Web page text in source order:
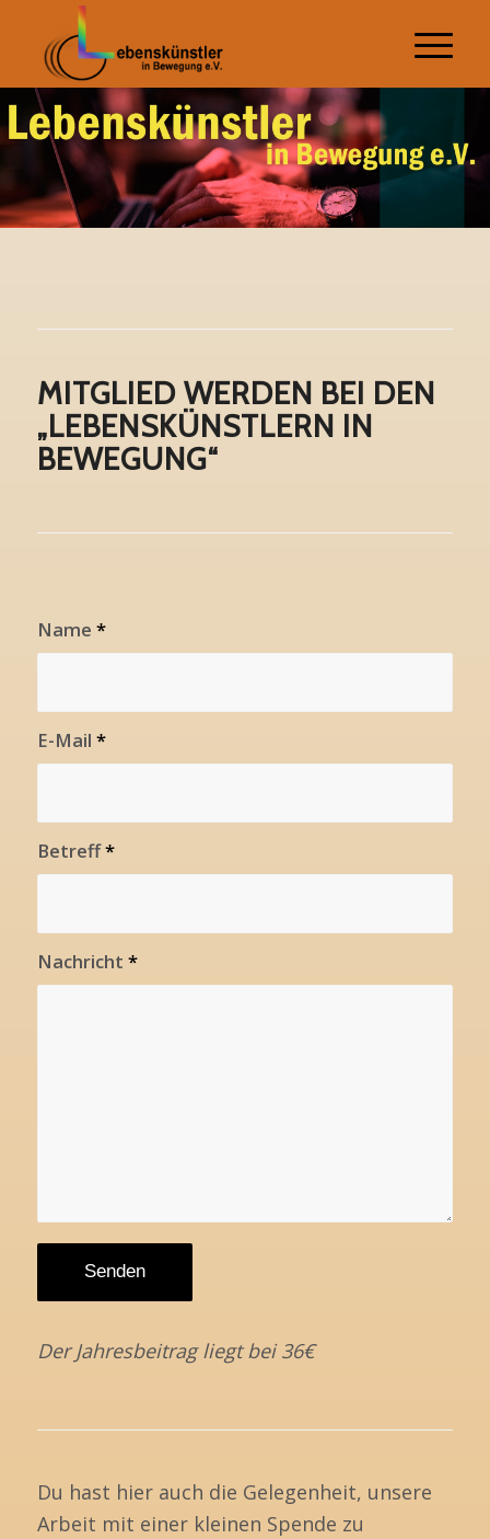
MITGLIED WERDEN BEI DEN
„LEBENSKÜNSTLERN IN
BEWEGUNG“
Name *
E-Mail *
Betreff*
Nachricht *
Der Jahresbeitrag liegt bei 36€
Du hast hier auch die Gelegenheit, unsere
Arbeit mit einer kleinen Spende zu